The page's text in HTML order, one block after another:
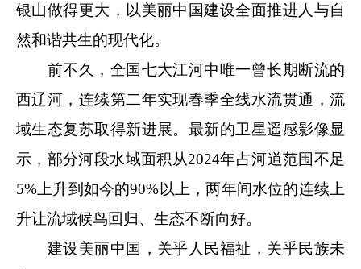
银山做得更大，以美丽中国建设全面推进人与自
然和谐共生的现代化。
前不久，全国七大江河中唯一曾长期断流的
西辽河，连续第二年实现春季全线水流贯通，流
域生态复苏取得新进展。最新的卫星遥感影像显
示，部分河段水域面积从2024年占河道范围不足
5%上升到如今的90%以上，两年间水位的连续上
升让流域候鸟回归、生态不断向好。
建设美丽中国，关乎人民福祉，关乎民族未